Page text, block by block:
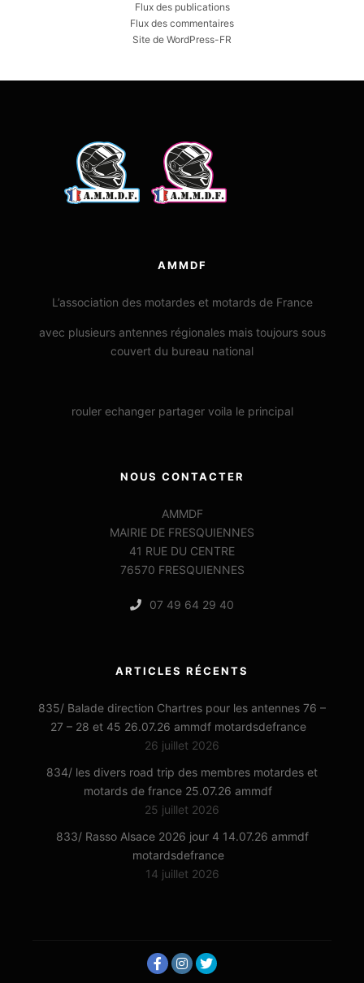
Flux des publications
Flux des commentaires
Site de WordPress-FR
AMMDF
L’association des motardes et motards de France
avec plusieurs antennes régionales mais toujours sous
couvert du bureau national
rouler echanger partager voila le principal
NOUS CONTACTER
AMMDF
MAIRIE DE FRESQUIENNES
41 RUE DU CENTRE
76570 FRESQUIENNES
07 49 64 29 40
ARTICLES RÉCENTS
835/ Balade direction Chartres pour les antennes 76 –
27 – 28 et 45 26.07.26 ammdf motardsdefrance
26 juillet 2026
834/ les divers road trip des membres motardes et
motards de france 25.07.26 ammdf
25 juillet 2026
833/ Rasso Alsace 2026 jour 4 14.07.26 ammdf
motardsdefrance
14 juillet 2026